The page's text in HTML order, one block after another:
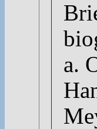
a.